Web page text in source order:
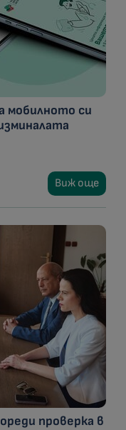
мобилното си
Виж още
проверка в